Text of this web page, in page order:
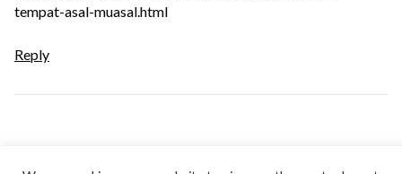
tempat-asal-muasal.html
Reply